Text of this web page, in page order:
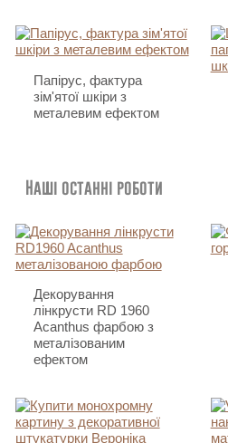
Папірус, фактура
зім'ятої шкіри з
металевим ефектом
Наші останні роботи
Декорування
лінкрусти RD 1960
Acanthus фарбою з
металізованим
ефектом